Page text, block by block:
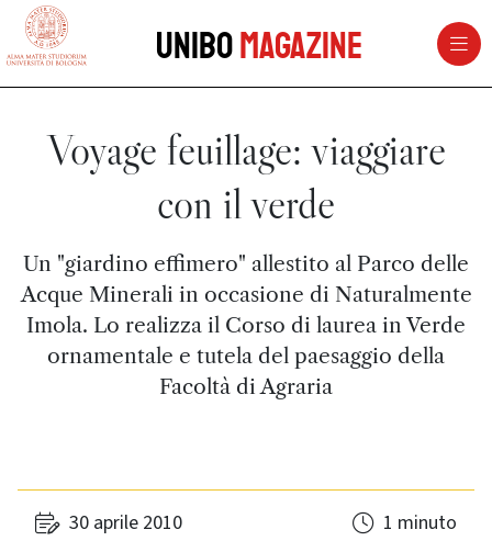
vai al contenuto della pagina
UniboMagazine
Voyage feuillage: viaggiare
con il verde
Un "giardino effimero" allestito al Parco delle
Acque Minerali in occasione di Naturalmente
Imola. Lo realizza il Corso di laurea in Verde
ornamentale e tutela del paesaggio della
Facoltà di Agraria
30 aprile 2010 1 minuto